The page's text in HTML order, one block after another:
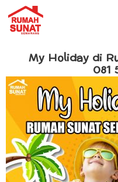
My Holiday di
081